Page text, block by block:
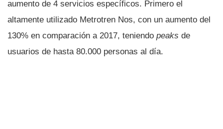
aumento de 4 servicios especí­ficos. Primero el
altamente utilizado Metrotren Nos, con un aumento del
130% en comparación a 2017, teniendo peaks de
usuarios de hasta 80.000 personas al dí­a.